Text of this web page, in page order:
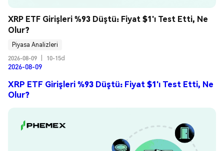
XRP ETF Girişleri %93 Düştü: Fiyat $1'ı Test Etti, Ne
Olur?
Piyasa Analizleri
2026-08-09
10-15d
2026-08-09
XRP ETF Girişleri %93 Düştü: Fiyat $1'ı Test Etti, Ne
Olur?